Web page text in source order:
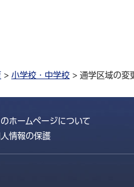
> 小学校・中学校 > 通学区域の変
のホームページについて
情報の保護